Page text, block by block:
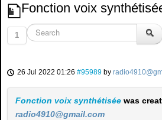
Fonction voix
1
26 Jul 2022 01:26 #95989 by
Fonction voix synthétisée was
radio4910@gmail.com